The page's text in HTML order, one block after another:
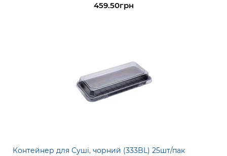
459.50грн
Контейнер для Суші, чорний (333BL) 25шт/пак